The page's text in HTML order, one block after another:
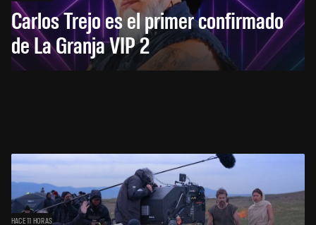
Carlos Trejo es el primer confirmado
de La Granja VIP 2
HACE 11 HORAS